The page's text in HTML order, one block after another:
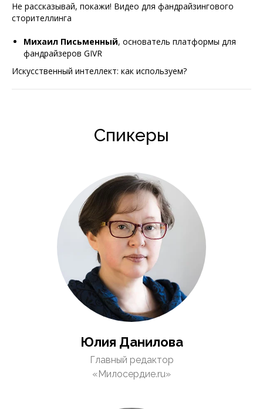
Не рассказывай, покажи! Видео для фандрайзингового
сторителлинга
Михаил Письменный, основатель платформы для
фандрайзеров GIVR
Искусственный интеллект: как используем?
Спикеры
Юлия Данилова
Главный редактор
«Милосердие.ru»